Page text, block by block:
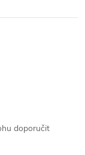
doporučit